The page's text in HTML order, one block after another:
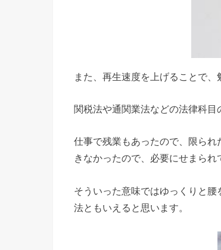
また、再生速度を上げることで、
関税法や通関業法などの法律科目
仕事で残業もあったので、限ら
きなかったので、必要にせまられ
そういった意味ではゆっくりと
法ともいえると思います。